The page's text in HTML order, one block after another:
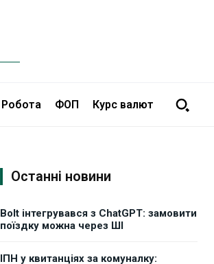
Робота ФОП Курс валют
Останні новини
Bolt інтегрувався з ChatGPT: замовити
поїздку можна через ШІ
ІПН у квитанціях за комуналку: